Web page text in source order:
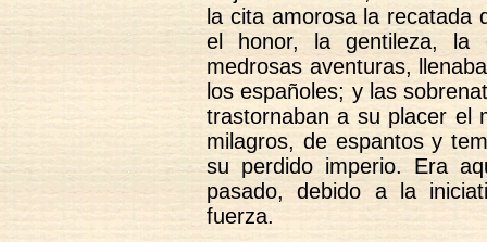
la cita amorosa la recatada
el honor, la gentileza, la
medrosas aventuras,
los españoles; y las
trastornaban a su placer el
milagros, de espantos y
su perdido imperio. Era
pasado, debido a la
fuerza.